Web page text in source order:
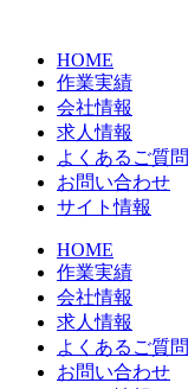
HOME
作業実績
会社情報
求人情報
よくあるご質問
お問い合わせ
サイト情報
HOME
作業実績
会社情報
求人情報
よくあるご質問
お問い合わせ